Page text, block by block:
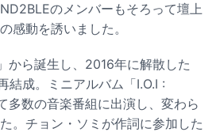
のメンバーもそろって壇上
感動を誘いました。
から誕生し、2016年に解散した
結成。ミニアルバム「I.O.I :
多数の音楽番組に出演し、変わら
。チョン・ソミが作詞に参加した